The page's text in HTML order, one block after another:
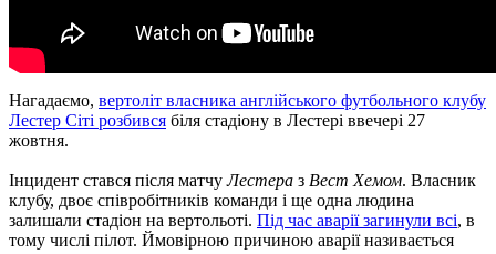
Нагадаємо, вертоліт власника англійського футбольного клубу
Лестер Сіті розбився біля стадіону в Лестері ввечері 27
жовтня.
Інцидент стався після матчуЛестера з Вест Хемом. Власник
клубу, двоє співробітників команди і ще одна людина
залишали стадіон на вертольоті. Під час аварії загинули всі, в
тому числі пілот. Ймовірною причиною аварії називається